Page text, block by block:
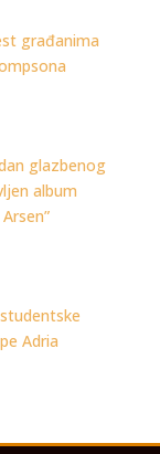
građanima
glazbenog
album
Adria